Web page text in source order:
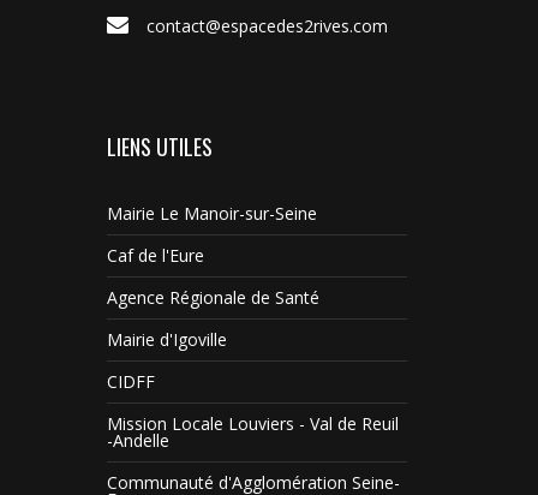
contact@espacedes2rives.com
LIENS UTILES
Mairie Le Manoir-sur-Seine
Caf de l'Eure
Agence Régionale de Santé
Mairie d'Igoville
CIDFF
Mission Locale Louviers - Val de Reuil
-Andelle
Communauté d'Agglomération Seine-